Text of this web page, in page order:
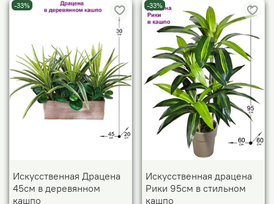
-33%
Искусственная Драцена
45см в деревянном
кашпо
-33%
Искусственная драцена
Рики 95см в стильном
кашпо